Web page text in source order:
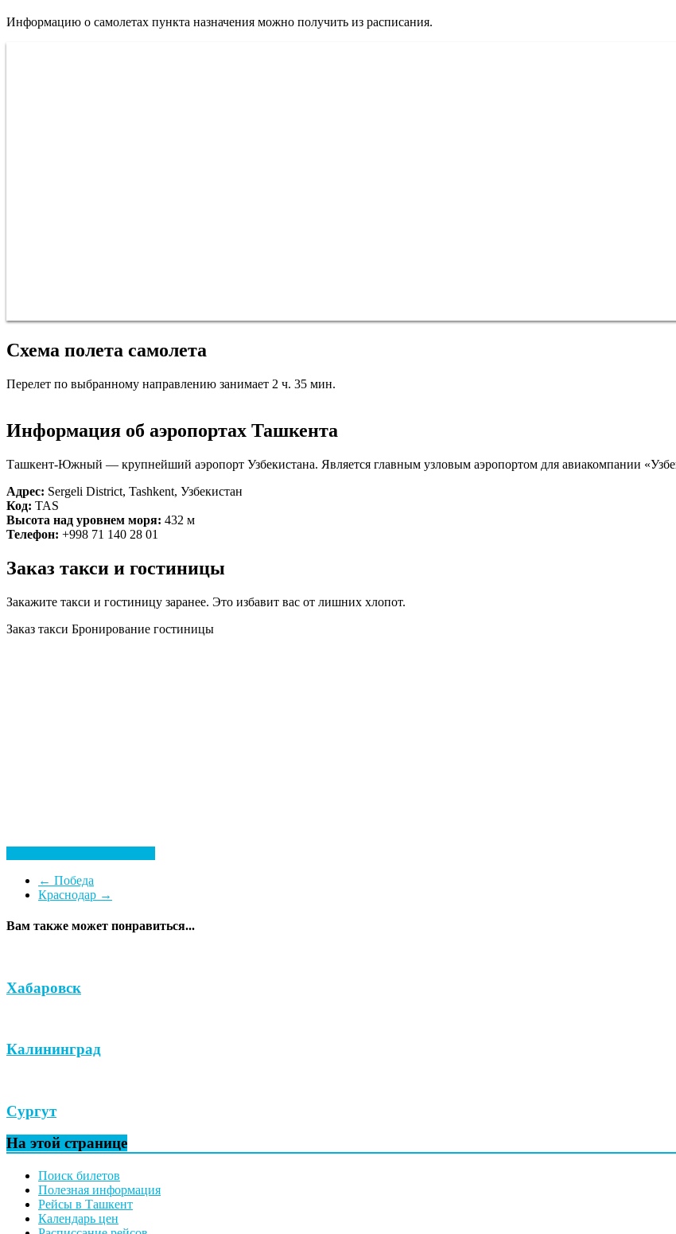
Информацию о самолетах пункта назначения можно получить из расписания.
Схема полета самолета
Перелет по выбранному направлению занимает 2 ч. 35 мин.
Информация об аэропортах Ташкента
Ташкент-Южный — крупнейший аэропорт Узбекистана. Является главным узловым аэропортом для авиакомпании
Адрес: Sergeli District, Tashkent, Узбекистан
Код: TAS
Высота над уровнем моря: 432 м
Телефон: +998 71 140 28 01
Заказ такси и гостиницы
Закажите такси и гостиницу заранее. Это избавит вас от лишних хлопот.
Заказ такси Бронирование гостиницы
← Победа
Краснодар →
Вам также может понравиться...
Хабаровск
Калининград
Сургут
На этой странице
Поиск билетов
Полезная информация
Рейсы в Ташкент
Календарь цен